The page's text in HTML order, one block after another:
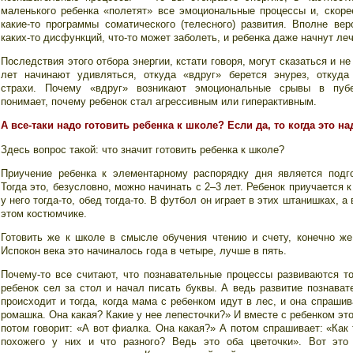
маленького ребенка «полетят» все эмоциональные процессы и,
какие-то программы соматического (телесного) развития. Вполне
каких-то дисфункций, что-то может заболеть, и ребенка даже начнут
Последствия этого отбора энергии, кстати говоря, могут сказаться и
лет начинают удивляться, откуда «вдруг» берется энурез, откуда
страхи. Почему «вдруг» возникают эмоциональные срывы в
понимает, почему ребенок стал агрессивным или гиперактивным.
A все-таки надо готовить ребенка к школе? Если да, то когда это
Здесь вопрос такой: что значит готовить ребенка к школе?
Приучение ребенка к элементарному распорядку дня является
Тогда это, безусловно, можно начинать с 2–3 лет. Ребенок приучается
у него тогда-то, обед тогда-то. В футбол он играет в этих штанишках, а
этом костюмчике.
Готовить же к школе в смысле обучения чтению и счету, конечно
Испокон века это начиналось года в четыре, лучше в пять.
Почему-то все считают, что познавательные процессы развиваются
ребенок сел за стол и начал писать буквы. А ведь развитие
происходит и тогда, когда мама с ребенком идут в лес, и она
ромашка. Она какая? Какие у нее лепесточки?» И вместе с ребенком
потом говорит: «А вот фиалка. Она какая?» А потом спрашивает: «Как
похожего у них и что разного? Ведь это оба цветочки». Вот это